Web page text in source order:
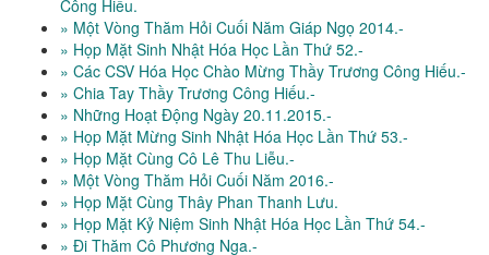
Công Hiếu.
» Một Vòng Thăm Hỏi Cuối Năm Giáp Ngọ 2014.-
» Họp Mặt Sinh Nhật Hóa Học Lần Thứ 52.-
» Các CSV Hóa Học Chào Mừng Thầy Trương Công Hiếu.-
» Chia Tay Thầy Trương Công Hiếu.-
» Những Hoạt Động Ngày 20.11.2015.-
» Họp Mặt Mừng Sinh Nhật Hóa Học Lần Thứ 53.-
» Họp Mặt Cùng Cô Lê Thu Liễu.-
» Một Vòng Thăm Hỏi Cuối Năm 2016.-
» Họp Mặt Cùng Thây Phan Thanh Lưu.
» Họp Mặt Kỷ Niệm Sinh Nhật Hóa Học Lần Thứ 54.-
» Đi Thăm Cô Phương Nga.-